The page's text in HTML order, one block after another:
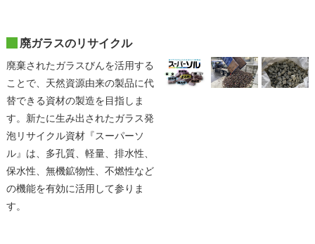
廃ガラスのリサイクル
廃棄されたガラスびんを活用する
ことで、天然資源由来の製品に代
替できる資材の製造を目指しま
す。新たに生み出されたガラス発
泡リサイクル資材『スーパーソ
ル』は、多孔質、軽量、排水性、
保水性、無機鉱物性、不燃性など
の機能を有効に活用して参りま
す。